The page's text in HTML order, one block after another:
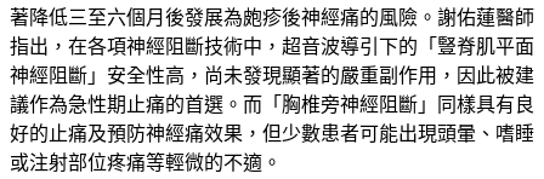
著降低三至六個月後發展為皰疹後神經痛的風險。謝佑蓮醫師
指出，在各項神經阻斷技術中，超音波導引下的「豎脊肌平面
神經阻斷」安全性高，尚未發現顯著的嚴重副作用，因此被建
議作為急性期止痛的首選。而「胸椎旁神經阻斷」同樣具有良
好的止痛及預防神經痛效果，但少數患者可能出現頭暈、嗜睡
或注射部位疼痛等輕微的不適。